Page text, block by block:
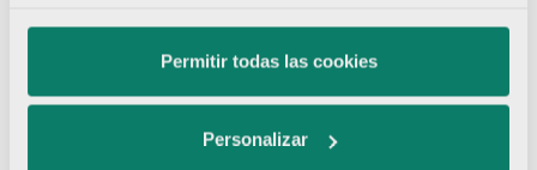
Permitir todas las cookies
Personalizar